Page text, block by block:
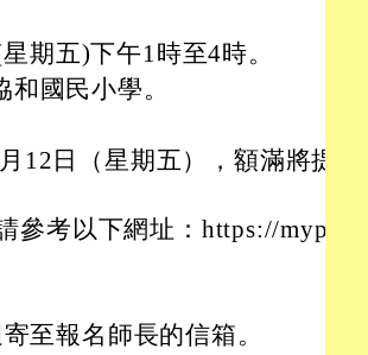
期五)下午1時至4時。
國民小學。
12日（星期五），額滿將提
參考以下網址：https://myppt.
至報名師長的信箱。